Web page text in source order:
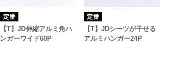
定番
【T】JD伸縮アルミ角ハ
ンガーワイド60P
定番
【T】JDシーツが干せる
アルミハンガー24P